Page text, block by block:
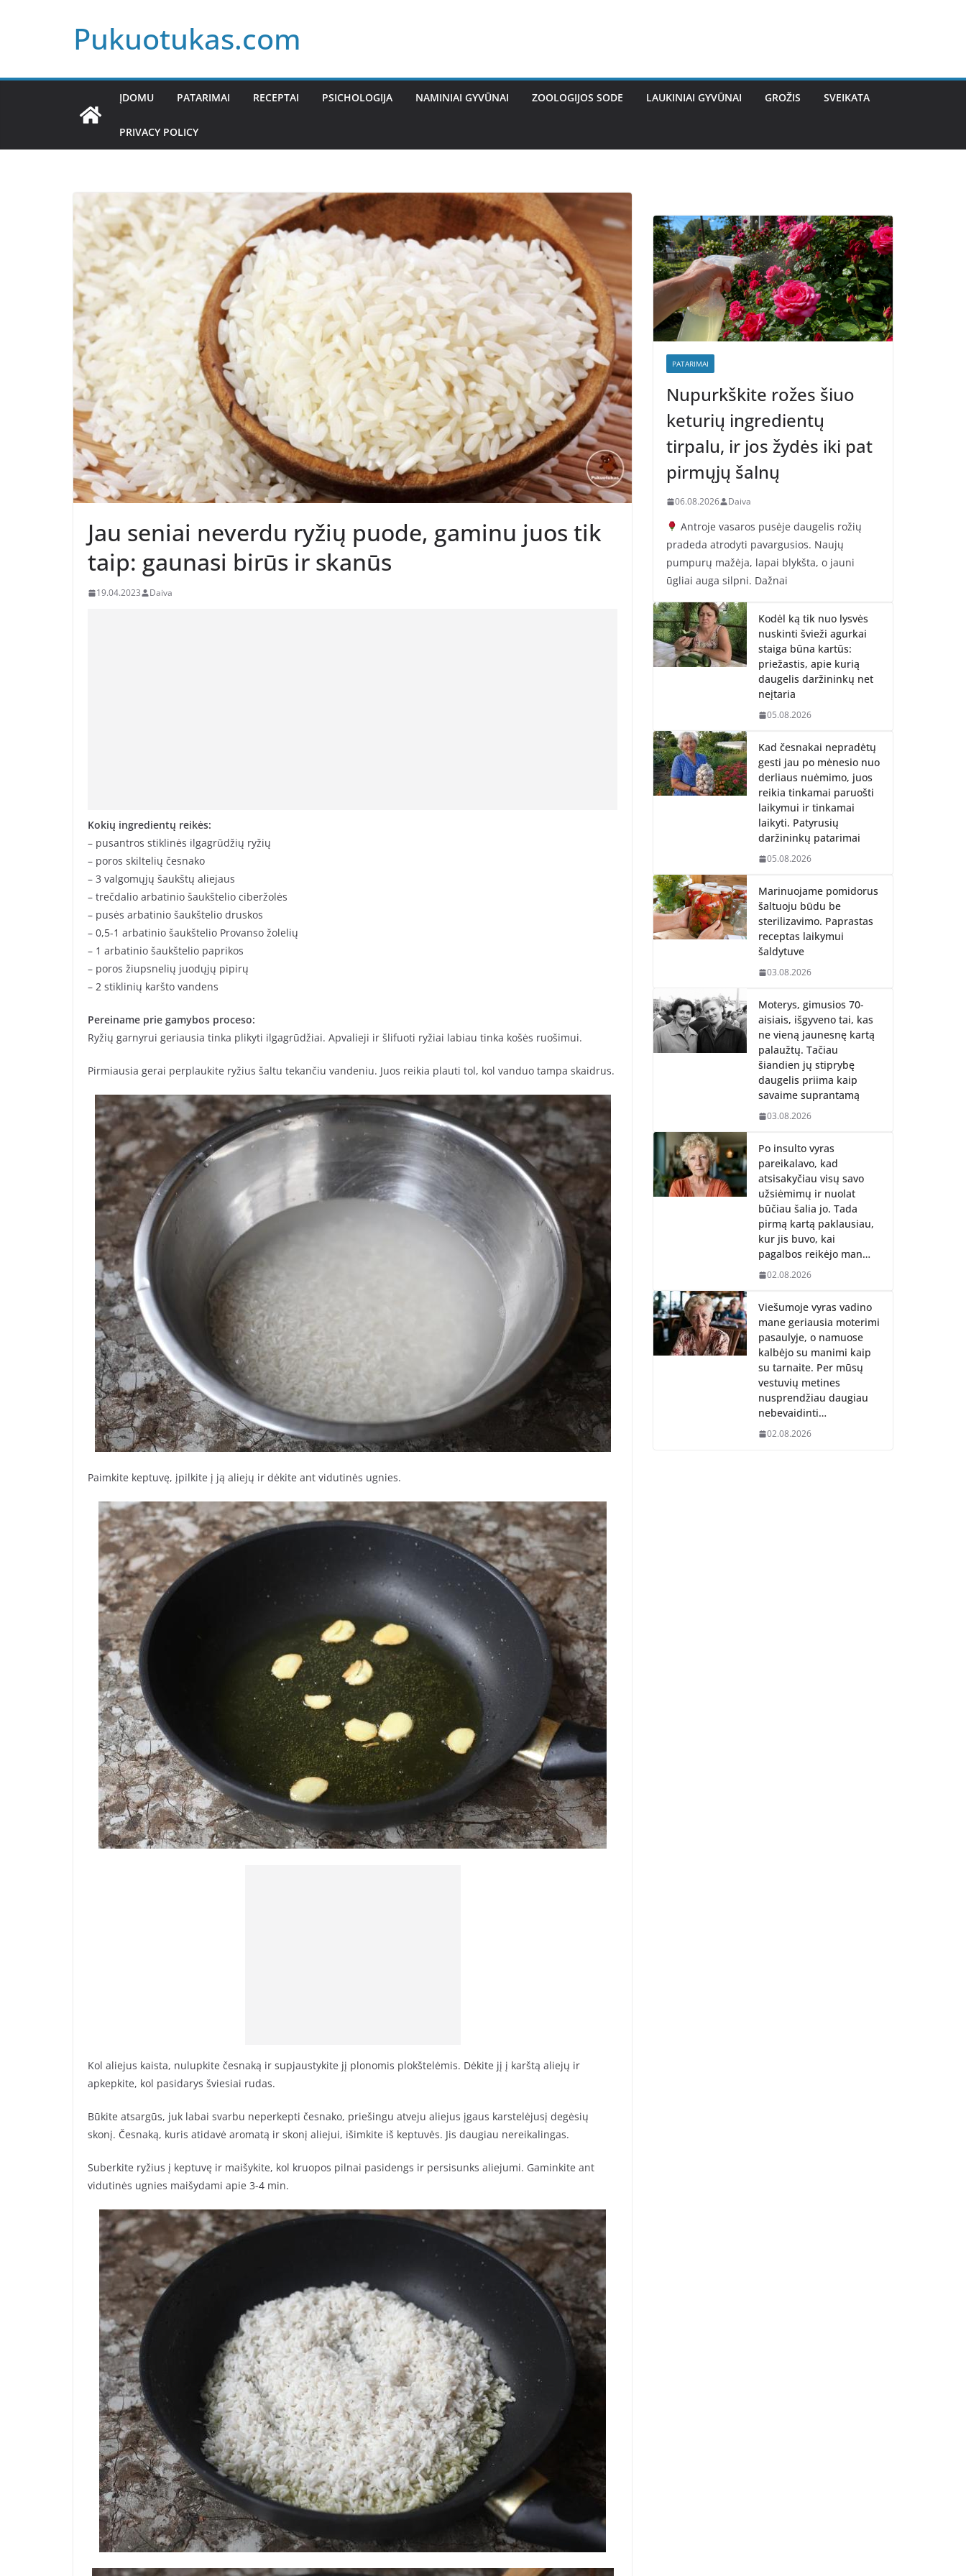
Pukuotukas.com
ĮDOMU PATARIMAI RECEPTAI PSICHOLOGIJA NAMINIAI GYVŪNAI ZOOLOGIJOS SODE LAUKINIAI GYVŪNAI GROŽIS SVEIKATA
PRIVACY POLICY
Jau seniai neverdu ryžių puode, gaminu juos tik
taip: gaunasi birūs ir skanūs
19.04.2023 Daiva
Kokių ingredientų reikės:
– pusantros stiklinės ilgagrūdžių ryžių
– poros skiltelių česnako
– 3 valgomųjų šaukštų aliejaus
– trečdalio arbatinio šaukštelio ciberžolės
– pusės arbatinio šaukštelio druskos
– 0,5-1 arbatinio šaukštelio Provanso žolelių
– 1 arbatinio šaukštelio paprikos
– poros žiupsnelių juodųjų pipirų
– 2 stiklinių karšto vandens
Pereiname prie gamybos proceso:
Ryžių garnyrui geriausia tinka plikyti ilgagrūdžiai. Apvalieji ir šlifuoti ryžiai labiau tinka košės ruošimui.
Pirmiausia gerai perplaukite ryžius šaltu tekančiu vandeniu. Juos reikia plauti tol, kol vanduo tampa skaidrus.
Paimkite keptuvę, įpilkite į ją aliejų ir dėkite ant vidutinės ugnies.
Kol aliejus kaista, nulupkite česnaką ir supjaustykite jį plonomis plokštelėmis. Dėkite jį į karštą aliejų ir
apkepkite, kol pasidarys šviesiai rudas.
Būkite atsargūs, juk labai svarbu neperkepti česnako, priešingu atveju aliejus įgaus karstelėjusį degėsių
skonį. Česnaką, kuris atidavė aromatą ir skonį aliejui, išimkite iš keptuvės. Jis daugiau nereikalingas.
Suberkite ryžius į keptuvę ir maišykite, kol kruopos pilnai pasidengs ir persisunks aliejumi. Gaminkite ant
vidutinės ugnies maišydami apie 3-4 min.
PATARIMAI
Nupurkškite rožes šiuo
keturių ingredientų
tirpalu, ir jos žydės iki pat
pirmųjų šalnų
06.08.2026 Daiva
Antroje vasaros pusėje daugelis rožių
pradeda atrodyti pavargusios. Naujų
pumpurų mažėja, lapai blykšta, o jauni
ūgliai auga silpni. Dažnai
Kodėl ką tik nuo lysvės
nuskinti švieži agurkai
staiga būna kartūs:
priežastis, apie kurią
daugelis daržininkų net
neįtaria
05.08.2026
Kad česnakai nepradėtų
gesti jau po mėnesio nuo
derliaus nuėmimo, juos
reikia tinkamai paruošti
laikymui ir tinkamai
laikyti. Patyrusių
daržininkų patarimai
05.08.2026
Marinuojame pomidorus
šaltuoju būdu be
sterilizavimo. Paprastas
receptas laikymui
šaldytuve
03.08.2026
Moterys, gimusios 70-
aisiais, išgyveno tai, kas
ne vieną jaunesnę kartą
palaužtų. Tačiau
šiandien jų stiprybę
daugelis priima kaip
savaime suprantamą
03.08.2026
Po insulto vyras
pareikalavo, kad
atsisakyčiau visų savo
užsiėmimų ir nuolat
būčiau šalia jo. Tada
pirmą kartą paklausiau,
kur jis buvo, kai
pagalbos reikėjo man…
02.08.2026
Viešumoje vyras vadino
mane geriausia moterimi
pasaulyje, o namuose
kalbėjo su manimi kaip
su tarnaite. Per mūsų
vestuvių metines
nusprendžiau daugiau
nebevaidinti…
02.08.2026